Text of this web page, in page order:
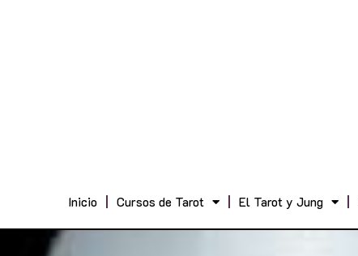
Inicio Cursos de Tarot El Tarot y Jung